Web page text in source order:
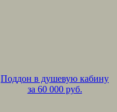
Поддон в душевую кабину
за 60 000 руб.